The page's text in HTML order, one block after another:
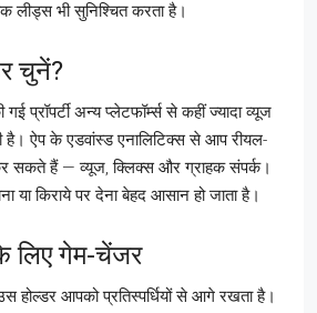
लीड्स भी सुनिश्चित करता है।
चुनें?
प्रॉपर्टी अन्य प्लेटफॉर्म्स से कहीं ज्यादा व्यूज
है। ऐप के एडवांस्ड एनालिटिक्स से आप रीयल-
सकते हैं — व्यूज, क्लिक्स और ग्राहक संपर्क।
या किराये पर देना बेहद आसान हो जाता है।
के लिए गेम-चेंजर
होल्डर आपको प्रतिस्पर्धियों से आगे रखता है।